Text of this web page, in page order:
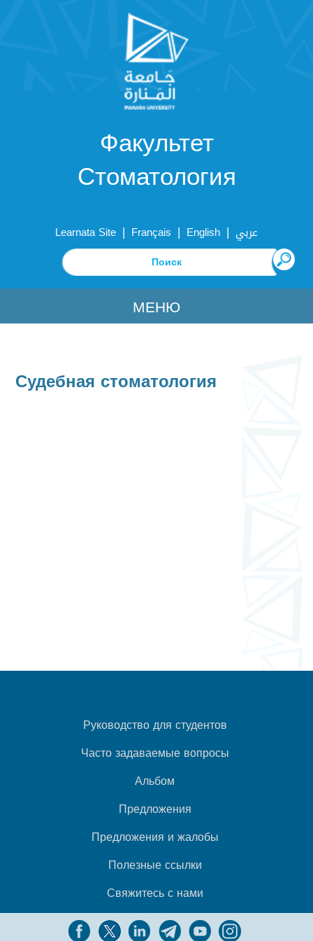
Факультет
Стоматология
Learnata Site | Français | English | عربي
МЕНЮ
Судебная стоматология
Руководство для студентов
Часто задаваемые вопросы
Альбом
Предложения
Предложения и жалобы
Полезные ссылки
Свяжитесь с нами